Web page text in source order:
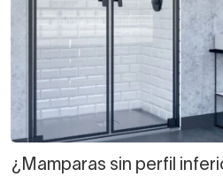
¿Mamparas sin perfil